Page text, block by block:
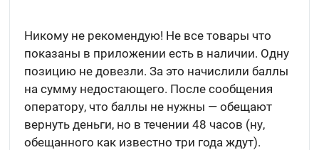
Никому не рекомендую! Не все товары что
показаны в приложении есть в наличии. Одну
позицию не довезли. За это начислили баллы
на сумму недостающего. После сообщения
оператору, что баллы не нужны — обещают
вернуть деньги, но в течении 48 часов (ну,
обещанного как известно три года ждут).